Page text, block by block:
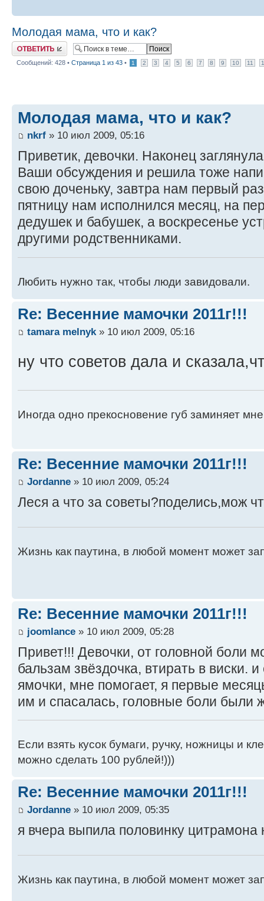
Молодая мама, что и как?
Ответить
Сообщений: 428 • Страница 1 из 43 • 1 2 3 4 5 6 7 8 9 10 11
Молодая мама, что и как?
nkrf » 10 июл 2009, 05:16
Приветик, девочки. Наконец
Ваши обсуждения и решила тоже
свою доченьку, завтра нам первый раз
пятницу нам исполнился месяц, на
дедушек и бабушек, а воскресенье
другими родственниками.
Любить нужно так, чтобы люди завидовали.
Re: Весенние мамочки 2011г!!!
tamara melnyk » 10 июл 2009, 05:16
ну что советов дала и
Иногда одно прекосновение губ заминяет
Re: Весенние мамочки 2011г!!!
Jordanne » 10 июл 2009, 05:24
Леся а что за советы?поделись,мож
Жизнь как паутина, в любой момент может
Re: Весенние мамочки 2011г!!!
joomlance » 10 июл 2009, 05:28
Привет!!! Девочки, от головной боли
бальзам звёздочка, втирать в виски.
ямочки, мне помогает, я первые
им и спасалась, головные боли были
Если взять кусок бумаги, ручку, ножницы и
можно сделать 100 рублей!)))
Re: Весенние мамочки 2011г!!!
Jordanne » 10 июл 2009, 05:35
я вчера выпила половинку цитрамона
Жизнь как паутина, в любой момент может